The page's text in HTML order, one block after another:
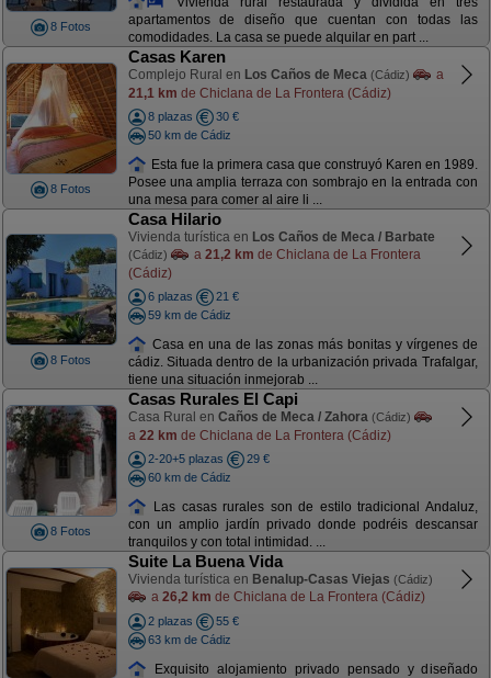
8 Fotos
apartamentos de diseño que cuentan con todas las
comodidades. La casa se puede alquilar en part ...
8 Fotos
Casas Karen
Complejo Rural en Los Caños de Meca (Cádiz)
a
21,1 km de Chiclana de La Frontera (Cádiz)
8 plazas
30 €
50 km de Cádiz
Esta fue la primera casa que construyó Karen en 1989.
Posee una amplia terraza con sombrajo en la entrada con
una mesa para comer al aire li ...
8 Fotos
Casa Hilario
Vivienda turística en Los Caños de Meca / Barbate
(Cádiz) a 21,2 km de Chiclana de La Frontera
(Cádiz)
6 plazas
21 €
59 km de Cádiz
Casa en una de las zonas más bonitas y vírgenes de
cádiz. Situada dentro de la urbanización privada Trafalgar,
tiene una situación inmejorab ...
8 Fotos
Casas Rurales El Capi
Casa Rural en Caños de Meca / Zahora (Cádiz)
a 22 km de Chiclana de La Frontera (Cádiz)
2-20+5 plazas
29 €
60 km de Cádiz
Las casas rurales son de estilo tradicional Andaluz,
con un amplio jardín privado donde podréis descansar
tranquilos y con total intimidad. ...
Suite La Buena Vida
Vivienda turística en Benalup-Casas Viejas (Cádiz)
a 26,2 km de Chiclana de La Frontera (Cádiz)
2 plazas
55 €
63 km de Cádiz
Exquisito alojamiento privado pensado y diseñado